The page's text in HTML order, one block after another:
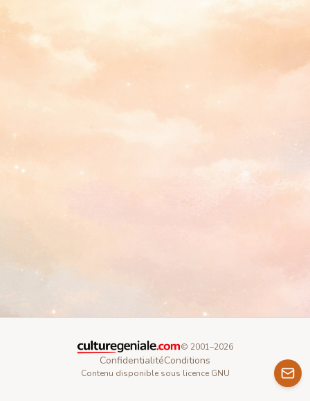
© 2001–2026
ConfidentialitéConditions
Contenu disponible sous licence GNU